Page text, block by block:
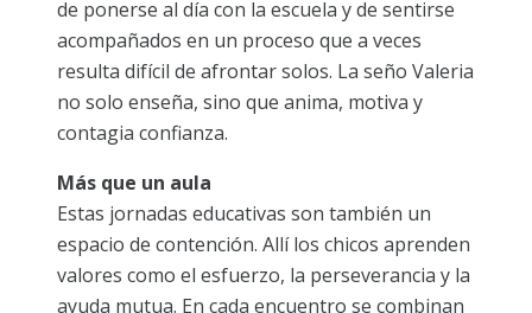
de ponerse al día con la escuela y de sentirse
acompañados en un proceso que a veces
resulta difícil de afrontar solos. La seño Valeria
no solo enseña, sino que anima, motiva y
contagia confianza.
Más que un aula
Estas jornadas educativas son también un
espacio de contención. Allí los chicos aprenden
valores como el esfuerzo, la perseverancia y la
ayuda mutua. En cada encuentro se combinan